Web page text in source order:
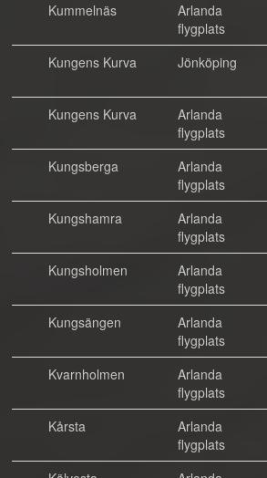
Kummelnäs
Arlanda
flygplats
Kungens Kurva
Jönköping
Kungens Kurva
Arlanda
flygplats
Kungsberga
Arlanda
flygplats
Kungshamra
Arlanda
flygplats
Kungsholmen
Arlanda
flygplats
Kungsängen
Arlanda
flygplats
Kvarnholmen
Arlanda
flygplats
Kårsta
Arlanda
flygplats